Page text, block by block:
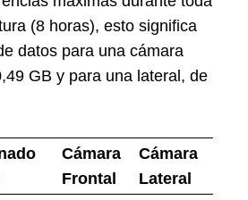
(8 horas), esto significa
datos para una cámara
GB y para una lateral, de
Cámara
Frontal
Cámara
Lateral